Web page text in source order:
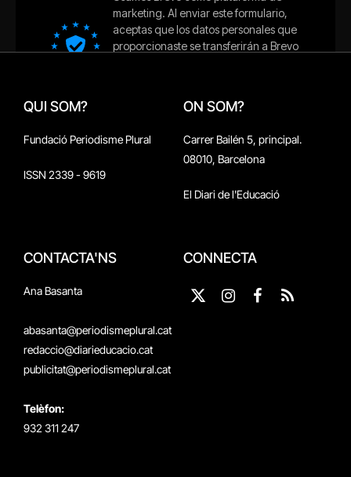
QUI SOM?
Fundació Periodisme Plural
ISSN 2339 - 9619
ON SOM?
Carrer Bailén 5, principal.
08010, Barcelona
El Diari de l'Educació
CONTACTA'NS
Ana Basanta
abasanta@periodismeplural.cat
redaccio@diarieducacio.cat
publicitat@periodismeplural.cat
Telèfon:
932 311 247
CONNECTA
X
Instagram
Facebook
RSS